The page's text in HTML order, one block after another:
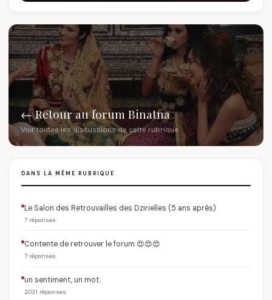
← Retour au forum Binatna
Voir toutes les discussions de cette rubrique
DANS LA MÊME RUBRIQUE
Le Salon des Retrouvailles des Dzirielles (5 ans après)
7 réponses
Contente de retrouver le forum 😍😍😍
7 réponses
un sentiment, un mot.
2031 réponses